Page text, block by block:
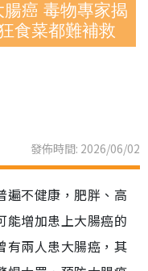
癌 毒物專家揭
食菜都難補救
發佈時間: 2026/06/02
遍不健康，肥胖、高
能增加患上大腸癌的
有兩人患大腸癌，其